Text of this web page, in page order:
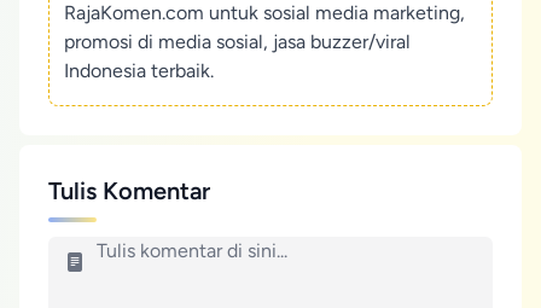
RajaKomen.com untuk sosial media marketing,
promosi di media sosial, jasa buzzer/viral
Indonesia terbaik.
Tulis Komentar